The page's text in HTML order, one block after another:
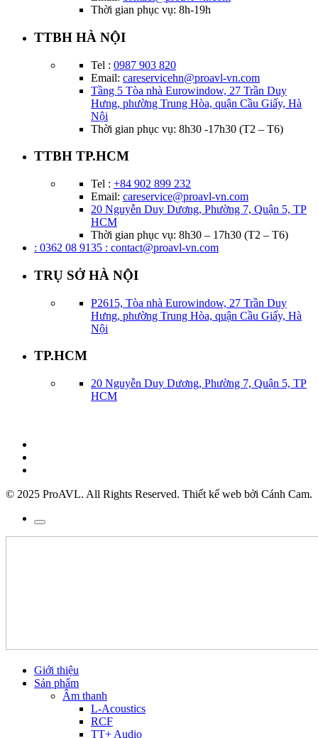
Thời gian phục vụ: 8h-19h
TTBH HÀ NỘI
Tel : 0987 903 820
Email: careservicehn@proavl-vn.com
Tầng 5 Tòa nhà Eurowindow, 27 Trần Duy
Hưng, phường Trung Hòa, quận Cầu Giấy, Hà
Nội
Thời gian phục vụ: 8h30 -17h30 (T2 – T6)
TTBH TP.HCM
Tel : +84 902 899 232
Email: careservice@proavl-vn.com
20 Nguyễn Duy Dương, Phường 7, Quận 5, TP
HCM
Thời gian phục vụ: 8h30 – 17h30 (T2 – T6)
: 0362 08 9135 : contact@proavl-vn.com
TRỤ SỞ HÀ NỘI
P2615, Tòa nhà Eurowindow, 27 Trần Duy
Hưng, phường Trung Hòa, quận Cầu Giấy, Hà
Nội
TP.HCM
20 Nguyễn Duy Dương, Phường 7, Quận 5, TP
HCM
© 2025 ProAVL. All Rights Reserved. Thiết kế web bởi Cánh Cam.
Giới thiệu
Sản phẩm
Âm thanh
L-Acoustics
RCF
TT+ Audio